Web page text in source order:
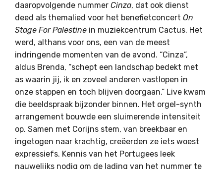
daaropvolgende nummer Cinza, dat ook dienst
deed als themalied voor het benefietconcert On
Stage For Palestine in muziekcentrum Cactus. Het
werd, althans voor ons, een van de meest
indringende momenten van de avond. “Cinza”,
aldus Brenda, “schept een landschap bedekt met
as waarin jij, ik en zoveel anderen vastlopen in
onze stappen en toch blijven doorgaan.” Live kwam
die beeldspraak bijzonder binnen. Het orgel-synth
arrangement bouwde een sluimerende intensiteit
op. Samen met Corijns stem, van breekbaar en
ingetogen naar krachtig, creëerden ze iets woest
expressiefs. Kennis van het Portugees leek
nauwelijks nodig om de lading van het nummer te